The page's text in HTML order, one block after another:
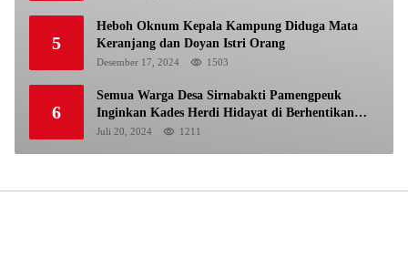
5
Heboh Oknum Kepala Kampung Diduga Mata
Keranjang dan Doyan Istri Orang
Desember 17, 2024 1503
6
Semua Warga Desa Sirnabakti Pamengpeuk
Inginkan Kades Herdi Hidayat di Berhentikan
Dari Jabatan nya
Juli 20, 2024 1211